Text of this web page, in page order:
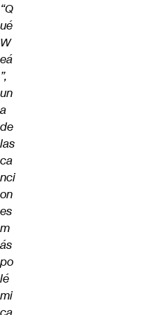
“Q
ué
W
eá
”,
un
a
de
las
ca
nci
on
es
m
ás
po
lé
mi